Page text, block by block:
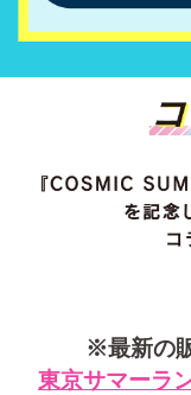
※最新の
東京サマーラ